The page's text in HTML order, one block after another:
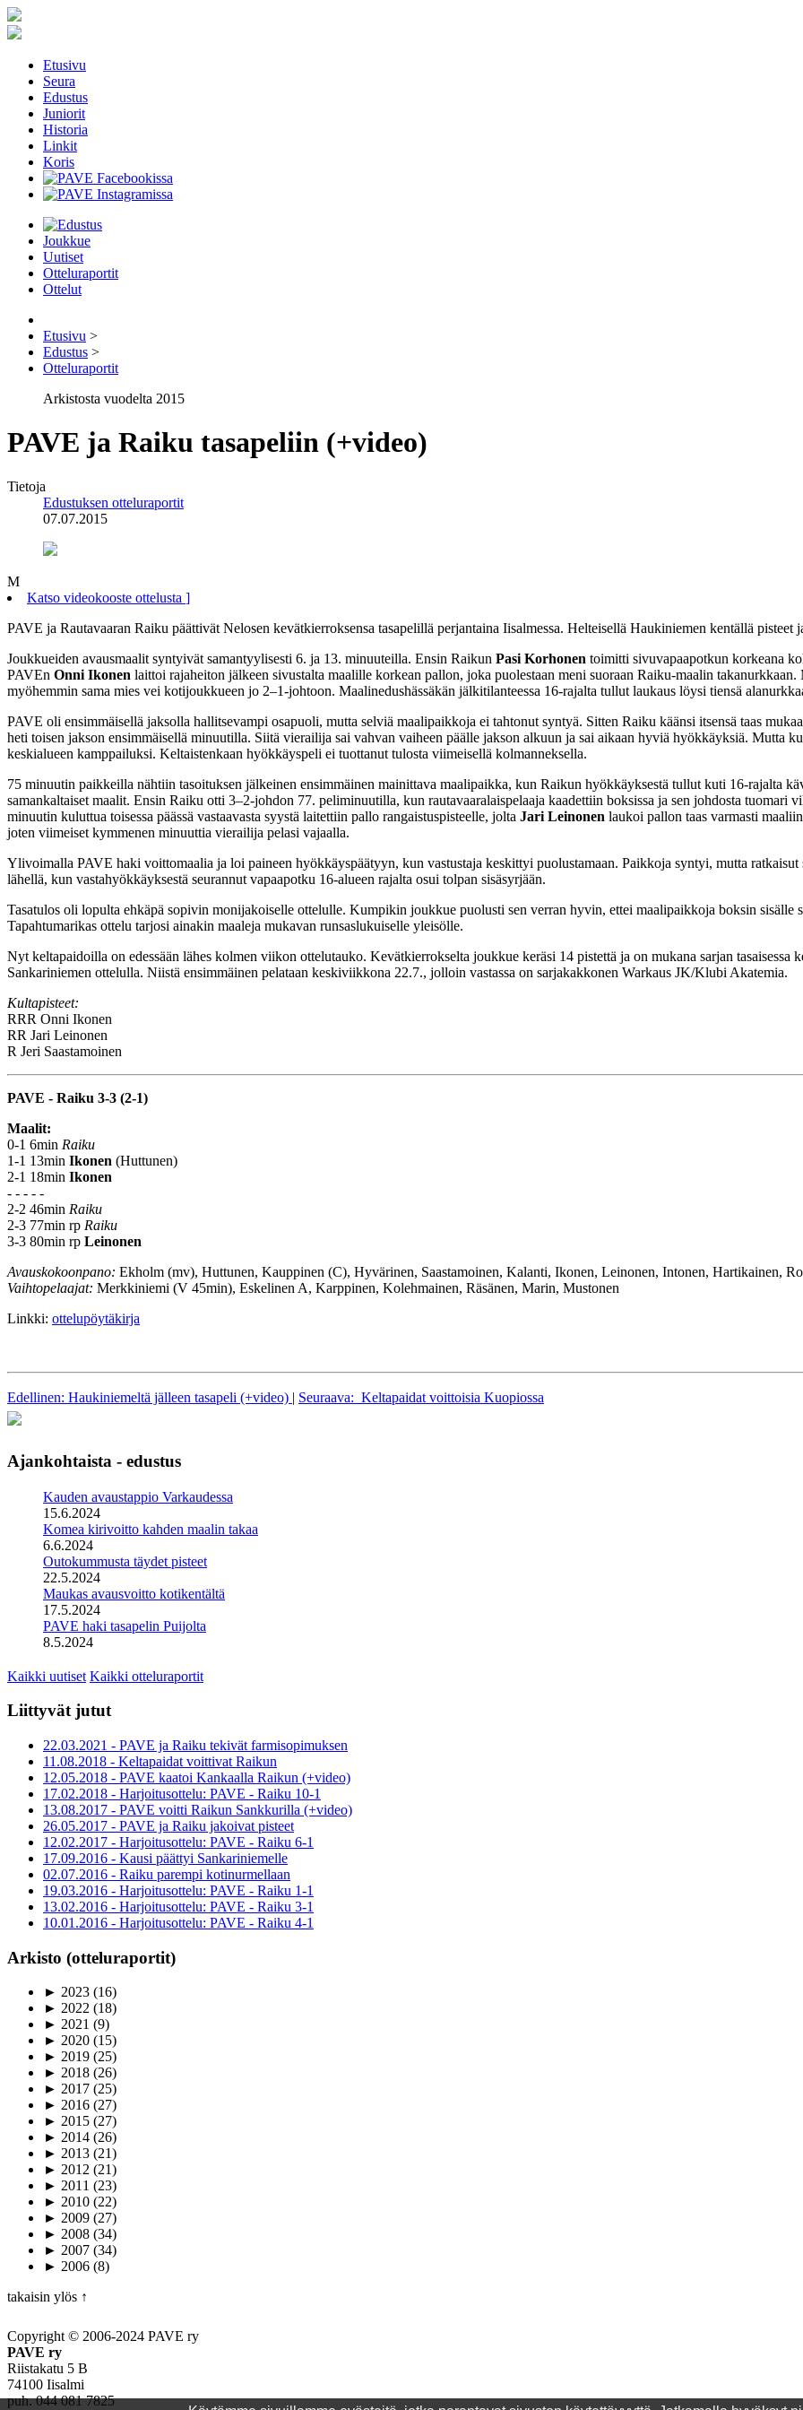
Etusivu
Seura
Edustus
Juniorit
Historia
Linkit
Koris
Joukkue
Uutiset
Otteluraportit
Ottelut
Etusivu >
Edustus >
Otteluraportit
Arkistosta vuodelta 2015
PAVE ja Raiku tasapeliin (+video)
Tietoja
Edustuksen otteluraportit
07.07.2015
M
Katso videokooste ottelusta ]
PAVE ja Rautavaaran Raiku päättivät Nelosen kevätkierroksensa tasapelillä perjantaina Iisalmessa. Helteisellä Haukiniemen kentällä pisteet
Joukkueiden avausmaalit syntyivät samantyylisesti 6. ja 13. minuuteilla. Ensin Raikun Pasi Korhonen toimitti sivuvapaapotkun korkeana
PAVEn Onni Ikonen laittoi rajaheiton jälkeen sivustalta maalille korkean pallon, joka puolestaan meni suoraan Raiku-maalin
myöhemmin sama mies vei kotijoukkueen jo 2–1-johtoon. Maalinedushässäkän jälkitilanteessa 16-rajalta tullut laukaus löysi tiensä
PAVE oli ensimmäisellä jaksolla hallitsevampi osapuoli, mutta selviä maalipaikkoja ei tahtonut syntyä. Sitten Raiku käänsi itsensä taas
heti toisen jakson ensimmäisellä minuutilla. Siitä vierailija sai vahvan vaiheen päälle jakson alkuun ja sai aikaan hyviä hyökkäyksiä. Mutta
keskialueen kamppailuksi. Keltaistenkaan hyökkäyspeli ei tuottanut tulosta viimeisellä kolmanneksella.
75 minuutin paikkeilla nähtiin tasoituksen jälkeinen ensimmäinen mainittava maalipaikka, kun Raikun hyökkäyksestä tullut kuti 16-rajalta
samankaltaiset maalit. Ensin Raiku otti 3–2-johdon 77. peliminuutilla, kun rautavaaralaispelaaja kaadettiin boksissa ja sen johdosta
minuutin kuluttua toisessa päässä vastaavasta syystä laitettiin pallo rangaistuspisteelle, jolta Jari Leinonen laukoi pallon taas varmasti
joten viimeiset kymmenen minuuttia vierailija pelasi vajaalla.
Ylivoimalla PAVE haki voittomaalia ja loi paineen hyökkäyspäätyyn, kun vastustaja keskittyi puolustamaan. Paikkoja syntyi, mutta
lähellä, kun vastahyökkäyksestä seurannut vapaapotku 16-alueen rajalta osui tolpan sisäsyrjään.
Tasatulos oli lopulta ehkäpä sopivin monijakoiselle ottelulle. Kumpikin joukkue puolusti sen verran hyvin, ettei maalipaikkoja boksin sisälle
Tapahtumarikas ottelu tarjosi ainakin maaleja mukavan runsaslukuiselle yleisölle.
Nyt keltapaidoilla on edessään lähes kolmen viikon ottelutauko. Kevätkierrokselta joukkue keräsi 14 pistettä ja on mukana sarjan tasaisessa
Sankariniemen ottelulla. Niistä ensimmäinen pelataan keskiviikkona 22.7., jolloin vastassa on sarjakakkonen Warkaus JK/Klubi Akatemia.
Kultapisteet:
RRR Onni Ikonen
RR Jari Leinonen
R Jeri Saastamoinen
PAVE - Raiku 3-3 (2-1)
Maalit:
0-1 6min Raiku
1-1 13min Ikonen (Huttunen)
2-1 18min Ikonen
- - - - -
2-2 46min Raiku
2-3 77min rp Raiku
3-3 80min rp Leinonen
Avauskokoonpano: Ekholm (mv), Huttunen, Kauppinen (C), Hyvärinen, Saastamoinen, Kalanti, Ikonen, Leinonen, Intonen, Hartikainen,
Vaihtopelaajat: Merkkiniemi (V 45min), Eskelinen A, Karppinen, Kolehmainen, Räsänen, Marin, Mustonen
Linkki: ottelupöytäkirja
Edellinen: Haukiniemeltä jälleen tasapeli (+video) | Seuraava: Keltapaidat voittoisia Kuopiossa
Ajankohtaista - edustus
Kauden avaustappio Varkaudessa
15.6.2024
Komea kirivoitto kahden maalin takaa
6.6.2024
Outokummusta täydet pisteet
22.5.2024
Maukas avausvoitto kotikentältä
17.5.2024
PAVE haki tasapelin Puijolta
8.5.2024
Kaikki uutiset Kaikki otteluraportit
Liittyvät jutut
22.03.2021 - PAVE ja Raiku tekivät farmisopimuksen
11.08.2018 - Keltapaidat voittivat Raikun
12.05.2018 - PAVE kaatoi Kankaalla Raikun (+video)
17.02.2018 - Harjoitusottelu: PAVE - Raiku 10-1
13.08.2017 - PAVE voitti Raikun Sankkurilla (+video)
26.05.2017 - PAVE ja Raiku jakoivat pisteet
12.02.2017 - Harjoitusottelu: PAVE - Raiku 6-1
17.09.2016 - Kausi päättyi Sankariniemelle
02.07.2016 - Raiku parempi kotinurmellaan
19.03.2016 - Harjoitusottelu: PAVE - Raiku 1-1
13.02.2016 - Harjoitusottelu: PAVE - Raiku 3-1
10.01.2016 - Harjoitusottelu: PAVE - Raiku 4-1
Arkisto (otteluraportit)
► 2023 (16)
► 2022 (18)
► 2021 (9)
► 2020 (15)
► 2019 (25)
► 2018 (26)
► 2017 (25)
► 2016 (27)
► 2015 (27)
► 2014 (26)
► 2013 (21)
► 2012 (21)
► 2011 (23)
► 2010 (22)
► 2009 (27)
► 2008 (34)
► 2007 (34)
► 2006 (8)
takaisin ylös ↑
Copyright © 2006-2024 PAVE ry
PAVE ry
Riistakatu 5 B
74100 Iisalmi
puh. 044 081 7825